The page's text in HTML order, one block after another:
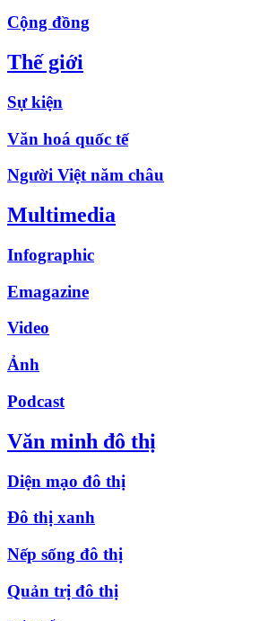
Cộng đồng
Thế giới
Sự kiện
Văn hoá quốc tế
Người Việt năm châu
Multimedia
Infographic
Emagazine
Video
Ảnh
Podcast
Văn minh đô thị
Diện mạo đô thị
Đô thị xanh
Nếp sống đô thị
Quản trị đô thị